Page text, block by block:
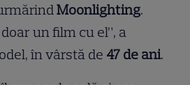
Moonlighting.
un film cu el”, a
în vârstă de 47 de ani.